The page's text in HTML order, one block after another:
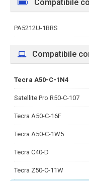
Compatibile
PA5212U-1BRS
Compatibile
Tecra A50-C-1N4
Satellite Pro R50-C-107
Tecra A50-C-16F
Tecra A50-C-1W5
Tecra C40-D
Tecra Z50-C-11W